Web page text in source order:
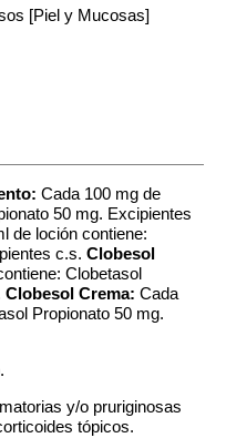
[Piel y Mucosas]
Cada 100 mg de
50 mg. Excipientes
de loción contiene:
c.s. Clobesol
Clobetasol
Clobesol Crema: Cada
Propionato 50 mg.
y/o pruriginosas
tópicos.